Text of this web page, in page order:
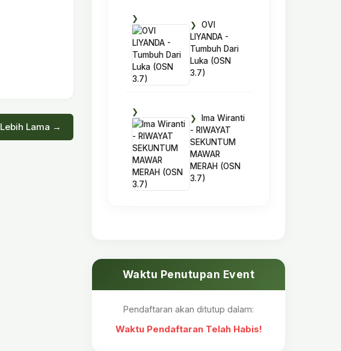
Lebih Lama →
OVI
LIYANDA -
Tumbuh Dari
Luka (OSN
3.7)
Ima Wiranti
- RIWAYAT
SEKUNTUM
MAWAR
MERAH (OSN
3.7)
Waktu Penutupan Event
Pendaftaran akan ditutup dalam:
Waktu Pendaftaran Telah Habis!